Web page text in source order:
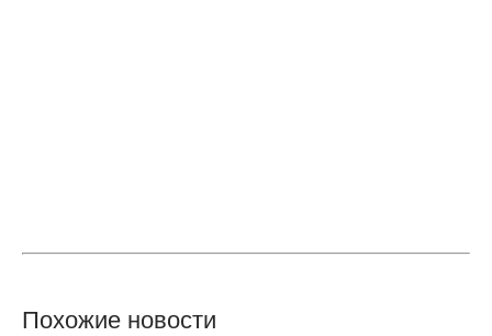
Похожие новости